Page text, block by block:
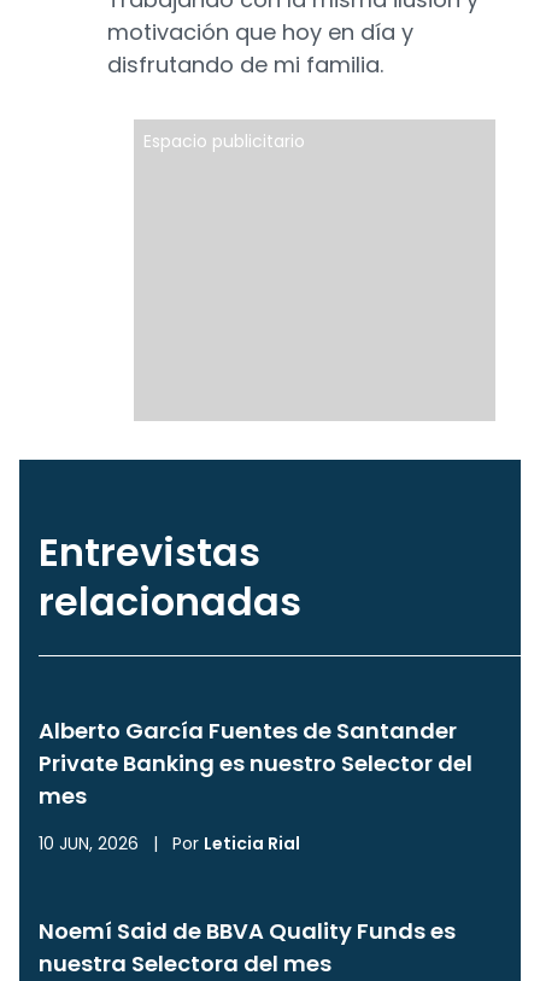
motivación que hoy en día y
disfrutando de mi familia.
Espacio publicitario
Entrevistas
relacionadas
Alberto García Fuentes de Santander
Private Banking es nuestro Selector del
mes
10 JUN, 2026 | Por Leticia Rial
Noemí Said de BBVA Quality Funds es
nuestra Selectora del mes